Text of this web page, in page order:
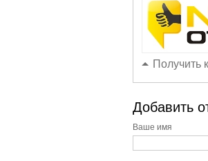
Получить
Добавить
Ваше имя